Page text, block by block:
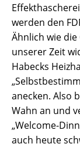
werden den
Ähnlich wie die
unserer Zeit
Habecks
anecken. Also
Wahn an und
„Welcome-
auch heute